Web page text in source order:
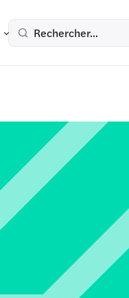
Rechercher...